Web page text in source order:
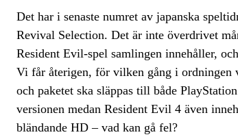
Det har i senaste numret av japanska
Revival Selection. Det är inte överdrivet
Resident Evil-spel samlingen innehåller,
Vi får återigen, för vilken gång i ordningen
och paketet ska släppas till både
versionen medan Resident Evil 4 även
bländande HD – vad kan gå fel?